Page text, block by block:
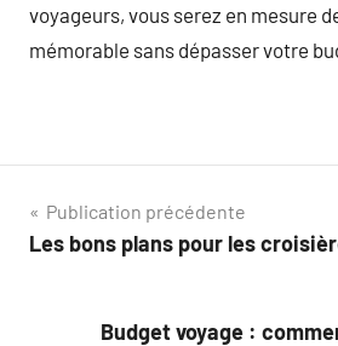
voyageurs, vous serez en mesure
mémorable sans dépasser votre
Navigation
de
Publication précédente
Les bons plans pour les
Budget voyage :